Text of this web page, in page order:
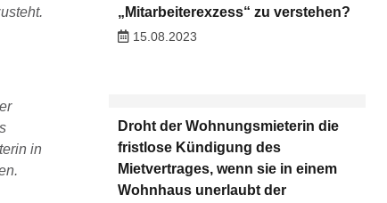
in
„Mitarbeiterexzess“ zu verstehen?
15.08.2023
Droht der Wohnungsmieterin die
fristlose Kündigung des
Mietvertrages, wenn sie in einem
Wohnhaus unerlaubt der